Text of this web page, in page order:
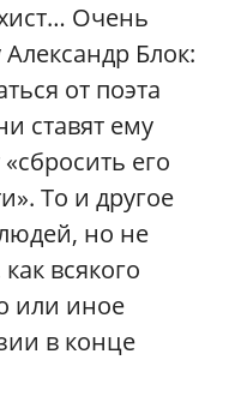
Очень
Александр Блок:
от поэта
ставят ему
его
То и другое
но не
всякого
или иное
в конце